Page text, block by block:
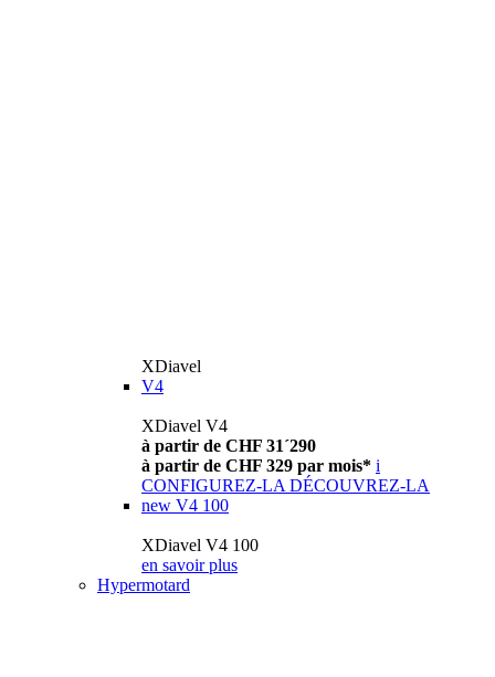
XDiavel
V4
XDiavel V4
à partir de CHF 31´290
à partir de CHF 329 par mois* i
CONFIGUREZ-LA DÉCOUVREZ-LA
new V4 100
XDiavel V4 100
en savoir plus
Hypermotard